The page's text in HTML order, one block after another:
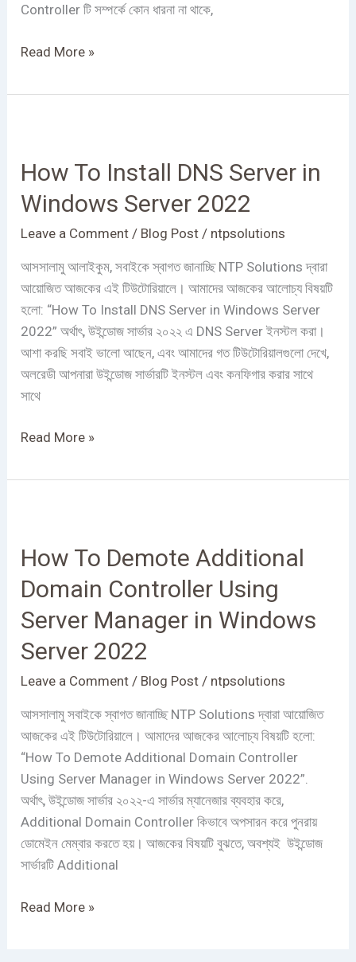
Controller টি সম্পর্কে কোন ধারনা না থাকে,
Read More »
How To Install DNS Server in
Windows Server 2022
Leave a Comment / Blog Post / ntpsolutions
আসসালামু আলাইকুম, সবাইকে স্বাগত জানাচ্ছি NTP Solutions দ্বারা
আয়োজিত আজকের এই টিউটোরিয়ালে। আমাদের আজকের আলোচ্য বিষয়টি
হলো: “How To Install DNS Server in Windows Server
2022” অর্থাৎ, উইন্ডোজ সার্ভার ২০২২ এ DNS Server ইনস্টল করা।
আশা করছি সবাই ভালো আছেন, এবং আমাদের গত টিউটোরিয়ালগুলো দেখে,
অলরেডী আপনারা উইন্ডোজ সার্ভারটি ইনস্টল এবং কনফিগার করার সাথে
সাথে
Install
Server
in
Server
2022
Read More »
How To Demote Additional
Domain Controller Using
Server Manager in Windows
Server 2022
Leave a Comment / Blog Post / ntpsolutions
আসসালামু সবাইকে স্বাগত জানাচ্ছি NTP Solutions দ্বারা আয়োজিত
আজকের এই টিউটোরিয়ালে। আমাদের আজকের আলোচ্য বিষয়টি হলো:
“How To Demote Additional Domain Controller
Using Server Manager in Windows Server 2022”.
অর্থাৎ, উইন্ডোজ সার্ভার ২০২২-এ সার্ভার ম্যানেজার ব্যবহার করে,
Additional Domain Controller কিভাবে অপসারন করে পুনরায়
ডোমেইন মেম্বার করতে হয়। আজকের বিষয়টি বুঝতে, অবশ্যই উইন্ডোজ
সার্ভারটি Additional
Demote
Domain
Controller
Using
Server
Manager
Windows
Read More »